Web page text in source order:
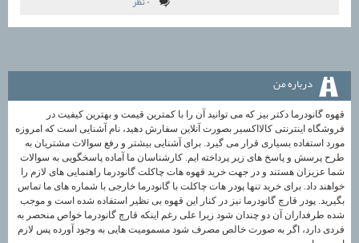
درباره من
قهوه گانودرما دکتر بیز که می توانید آن را با کمترین قیمت و بهترین کیفیت در
فروشگاه اینترنتی کالااکسیر بصورت آنلاین سفارش دهید، نام آشنایی است که امروزه
مورد استفاده بسیاری قرار می گیرد. برای آشنایی بیشتر و رفع سوالات مشتریان به
طرح پرسش و پاسخ های زیر پرداخته ایم. کارشناسان ما آماده پاسخگویی به سوالات
شما عزیزان هستند و در جهت خرید قهوه هات چاکلت گانودرما راهنمایی های لازم را
خواهند داد. برای خرید تنها پودر هات چاکلت با گانودرما خارجی با شماره های ما تماس
بگیرید. پودر قارچ گانودرما نیز در کنار این قهوه بی نظیر استفاده شده است و موجب
شده طرفداران آن دو چندان شود زیرا علی رغم اینکه قارچ گانودرما خواص منحصر به
فردی دارد، اگر به صورت خالص مصرف شود مسمومیت هایی به وجود آورده پس لازم